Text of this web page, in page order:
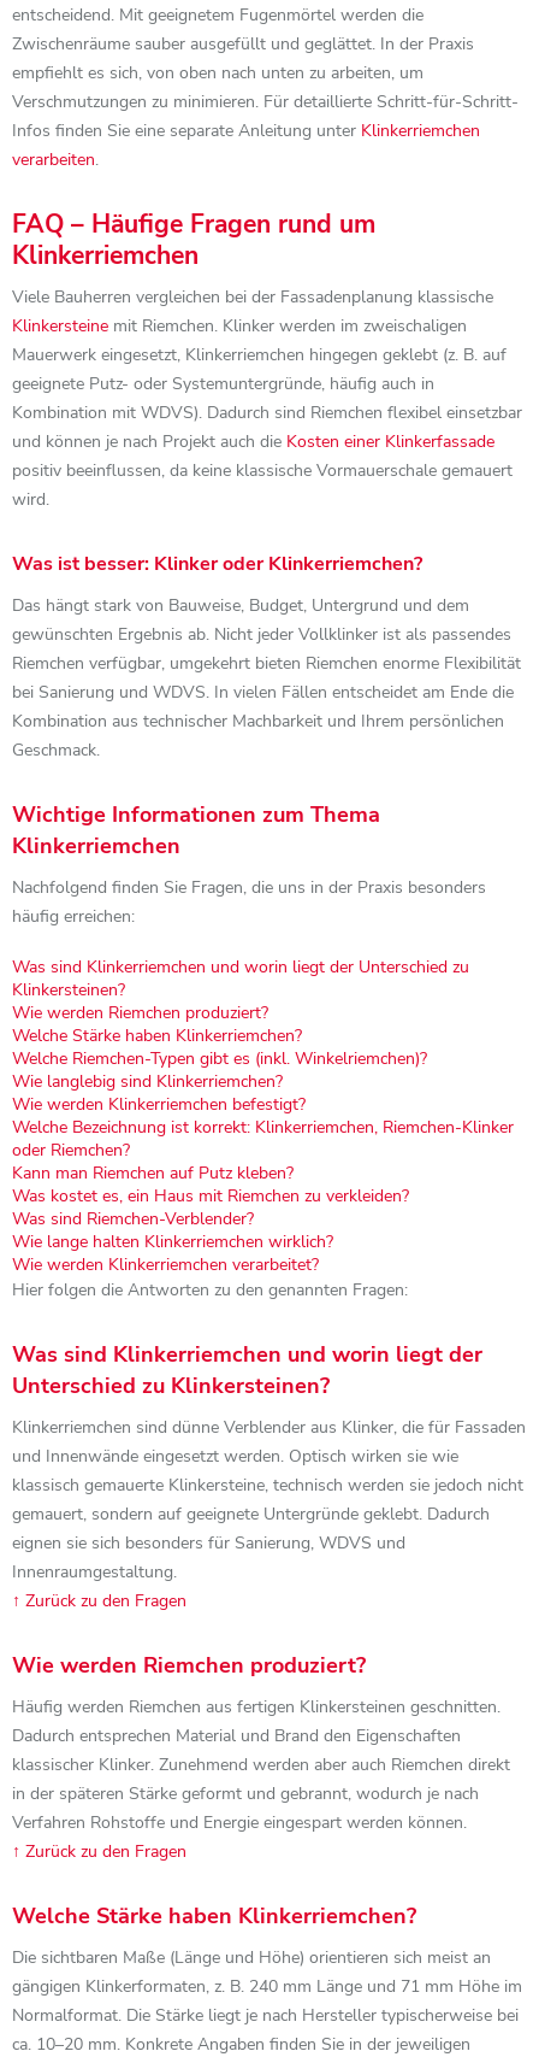
entscheidend. Mit geeignetem Fugenmörtel werden die
Zwischenräume sauber ausgefüllt und geglättet. In der Praxis
empfiehlt es sich, von oben nach unten zu arbeiten, um
Verschmutzungen zu minimieren. Für detaillierte Schritt-für-Schritt-
Infos finden Sie eine separate Anleitung unter Klinkerriemchen
verarbeiten.
FAQ – Häufige Fragen rund um
Klinkerriemchen
Viele Bauherren vergleichen bei der Fassadenplanung klassische
Klinkersteine mit Riemchen. Klinker werden im zweischaligen
Mauerwerk eingesetzt, Klinkerriemchen hingegen geklebt (z. B. auf
geeignete Putz- oder Systemuntergründe, häufig auch in
Kombination mit WDVS). Dadurch sind Riemchen flexibel einsetzbar
und können je nach Projekt auch die Kosten einer Klinkerfassade
positiv beeinflussen, da keine klassische Vormauerschale gemauert
wird.
Was ist besser: Klinker oder Klinkerriemchen?
Das hängt stark von Bauweise, Budget, Untergrund und dem
gewünschten Ergebnis ab. Nicht jeder Vollklinker ist als passendes
Riemchen verfügbar, umgekehrt bieten Riemchen enorme Flexibilität
bei Sanierung und WDVS. In vielen Fällen entscheidet am Ende die
Kombination aus technischer Machbarkeit und Ihrem persönlichen
Geschmack.
Wichtige Informationen zum Thema
Klinkerriemchen
Nachfolgend finden Sie Fragen, die uns in der Praxis besonders
häufig erreichen:
Was sind Klinkerriemchen und worin liegt der Unterschied zu
Klinkersteinen?
Wie werden Riemchen produziert?
Welche Stärke haben Klinkerriemchen?
Welche Riemchen-Typen gibt es (inkl. Winkelriemchen)?
Wie langlebig sind Klinkerriemchen?
Wie werden Klinkerriemchen befestigt?
Welche Bezeichnung ist korrekt: Klinkerriemchen, Riemchen-Klinker
oder Riemchen?
Kann man Riemchen auf Putz kleben?
Was kostet es, ein Haus mit Riemchen zu verkleiden?
Was sind Riemchen-Verblender?
Wie lange halten Klinkerriemchen wirklich?
Wie werden Klinkerriemchen verarbeitet?
Hier folgen die Antworten zu den genannten Fragen:
Was sind Klinkerriemchen und worin liegt der
Unterschied zu Klinkersteinen?
Klinkerriemchen sind dünne Verblender aus Klinker, die für Fassaden
und Innenwände eingesetzt werden. Optisch wirken sie wie
klassisch gemauerte Klinkersteine, technisch werden sie jedoch nicht
gemauert, sondern auf geeignete Untergründe geklebt. Dadurch
eignen sie sich besonders für Sanierung, WDVS und
Innenraumgestaltung.
↑ Zurück zu den Fragen
Wie werden Riemchen produziert?
Häufig werden Riemchen aus fertigen Klinkersteinen geschnitten.
Dadurch entsprechen Material und Brand den Eigenschaften
klassischer Klinker. Zunehmend werden aber auch Riemchen direkt
in der späteren Stärke geformt und gebrannt, wodurch je nach
Verfahren Rohstoffe und Energie eingespart werden können.
↑ Zurück zu den Fragen
Welche Stärke haben Klinkerriemchen?
Die sichtbaren Maße (Länge und Höhe) orientieren sich meist an
gängigen Klinkerformaten, z. B. 240 mm Länge und 71 mm Höhe im
Normalformat. Die Stärke liegt je nach Hersteller typischerweise bei
ca. 10–20 mm. Konkrete Angaben finden Sie in der jeweiligen